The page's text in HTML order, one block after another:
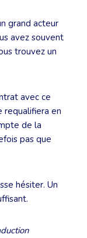
grand acteur
avez souvent
trouvez un
avec ce
requalifiera en
de la
pas que
hésiter. Un